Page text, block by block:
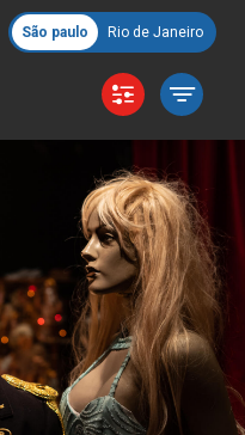
São paulo Rio de Janeiro